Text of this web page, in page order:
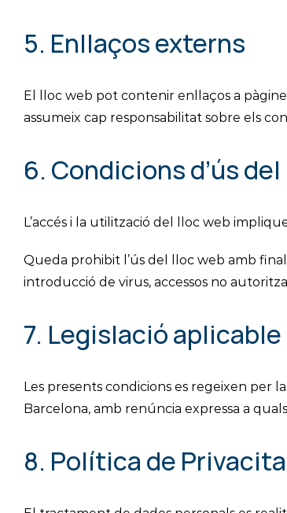
5. Enllaços externs
El lloc web pot contenir enllaços a
assumeix cap responsabilitat sobre els
6. Condicions d’ús
L’accés i la utilització del lloc web
Queda prohibit l’ús del lloc web amb
introducció de virus, accessos no
7. Legislació
Les presents condicions es regeixen per
Barcelona, amb renúncia expressa a
8. Política de